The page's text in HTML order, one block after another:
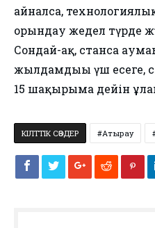
айналса,
орындау жедел түрде
Сондай-ақ, станса
жылдамдығы үш есеге,
15 шақырымға дейін
КІЛТТІК СӨЗДЕР Атырау